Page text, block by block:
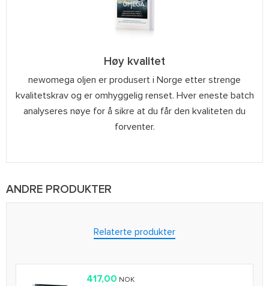
Høy kvalitet
newomega oljen er produsert i Norge etter strenge
kvalitetskrav og er omhyggelig renset. Hver eneste batch
analyseres nøye for å sikre at du får den kvaliteten du
forventer.
ANDRE PRODUKTER
Relaterte produkter
417,00 NOK